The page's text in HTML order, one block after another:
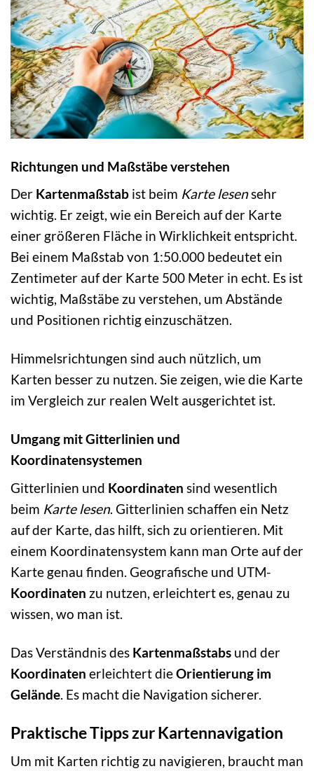
Richtungen und Maßstäbe verstehen
Der Kartenmaßstab ist beim Karte lesensehr
wichtig. Er zeigt, wie ein Bereich auf der Karte
einer größeren Fläche in Wirklichkeit entspricht.
Bei einem Maßstab von 1:50.000 bedeutet ein
Zentimeter auf der Karte 500 Meter in echt. Es ist
wichtig, Maßstäbe zu verstehen, um Abstände
und Positionen richtig einzuschätzen.
Himmelsrichtungen sind auch nützlich, um
Karten besser zu nutzen. Sie zeigen, wie die Karte
im Vergleich zur realen Welt ausgerichtet ist.
Umgang mit Gitterlinien und
Koordinatensystemen
Gitterlinien und Koordinaten sind wesentlich
beim Karte lesen. Gitterlinien schaffen ein Netz
auf der Karte, das hilft, sich zu orientieren. Mit
einem Koordinatensystem kann man Orte auf der
Karte genau finden. Geografische und UTM-
Koordinaten zu nutzen, erleichtert es, genau zu
wissen, wo man ist.
Das Verständnis des Kartenmaßstabs und der
Koordinaten erleichtert dieOrientierung im
Gelände. Es macht die Navigation sicherer.
Praktische Tipps zur Kartennavigation
Um mit Karten richtig zu navigieren, braucht man